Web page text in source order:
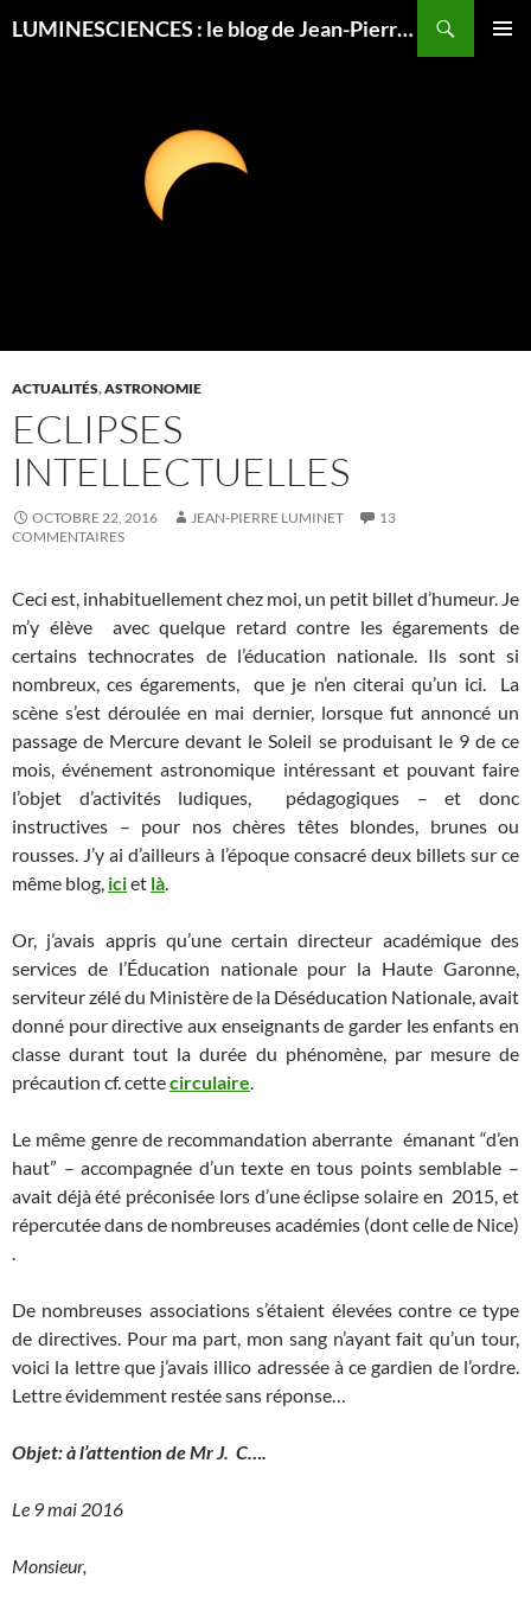
LUMINESCIENCES : le blog de Jean-Pierre LUMINET, astrophysicien
ACTUALITÉS,ASTRONOMIE
ECLIPSES
INTELLECTUELLES
OCTOBRE 22, 2016 JEAN-PIERRE LUMINET
13
COMMENTAIRES
Ceci est, inhabituellement chez moi, un petit billet d’humeur. Je
m’y élève avec quelque retard contre les égarements de
certains technocrates de l’éducation nationale. Ils sont si
nombreux, ces égarements, que je n’en citerai qu’un ici. La
scène s’est déroulée en mai dernier, lorsque fut annoncé un
passage de Mercure devant le Soleil se produisant le 9 de ce
mois, événement astronomique intéressant et pouvant faire
l’objet d’activités ludiques, pédagogiques – et donc
instructives – pour nos chères têtes blondes, brunes ou
rousses. J’y ai d’ailleurs à l’époque consacré deux billets sur ce
même blog, iciet là.
Or, j’avais appris qu’une certain directeur académique des
services de l’Éducation nationale pour la Haute Garonne,
serviteur zélé du Ministère de la Déséducation Nationale, avait
donné pour directive aux enseignants de garder les enfants en
classe durant tout la durée du phénomène, par mesure de
précaution cf. cettecirculaire.
Le même genre de recommandation aberrante émanant “d’en
haut” – accompagnée d’un texte en tous points semblable –
avait déjà été préconisée lors d’une éclipse solaire en 2015, et
répercutée dans de nombreuses académies (dont celle de Nice)
.
De nombreuses associations s’étaient élevées contre ce type
de directives. Pour ma part, mon sang n’ayant fait qu’un tour,
voici la lettre que j’avais illico adressée à ce gardien de l’ordre.
Lettre évidemment restée sans réponse…
Objet:à l’attention de Mr J. C….
Le 9 mai 2016
Monsieur,